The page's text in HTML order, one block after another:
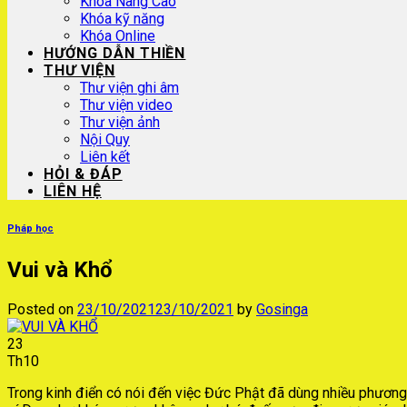
Khóa kỹ năng
Khóa Online
HƯỚNG DẪN THIỀN
THƯ VIỆN
Thư viện ghi âm
Thư viện video
Thư viện ảnh
Nội Quy
Liên kết
HỎI & ĐÁP
LIÊN HỆ
Pháp học
Vui và Khổ
Posted on 23/10/202123/10/2021 by Gosinga
23
Th10
Trong kinh điển có nói đến việc Đức Phật đã dùng nhiều